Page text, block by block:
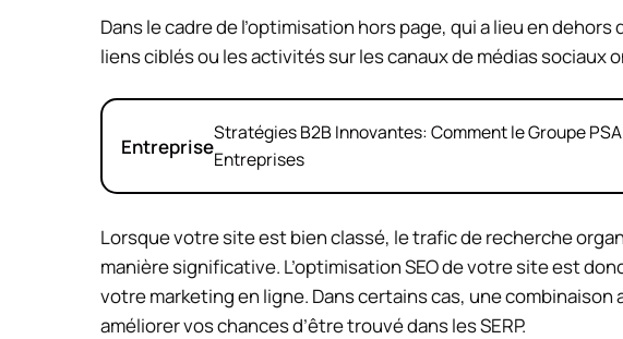
Dans le cadre de l’optimisation hors page, qui a lieu en
liens ciblés ou les activités sur les canaux de médias sociaux
Entreprise
Stratégies B2B Innovantes: Comment le Groupe
Entreprises
Lorsque votre site est bien classé, le trafic de recherche
manière significative. L’optimisation SEO de votre site est
votre marketing en ligne. Dans certains cas, une
améliorer vos chances d’être trouvé dans les SERP.